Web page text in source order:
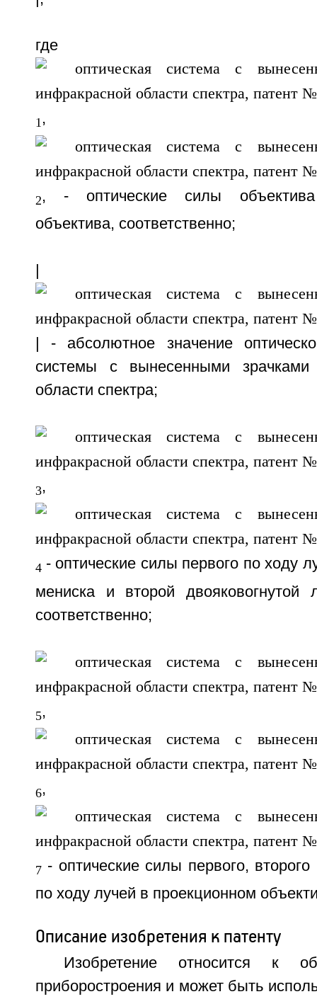
где
1,
2, - оптические силы
объектива, соответственно;
| - абсолютное значение
системы с вынесенными
области спектра;
3,
4 - оптические силы первого по ходу
мениска и второй двояковогнутой
соответственно;
5,
6,
7- оптические силы первого, второго
по ходу лучей в проекционном
Описание изобретения к патенту
Изобретение относится к
приборостроения и может быть